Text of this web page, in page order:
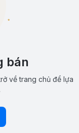
bán
về trang chủ để lựa